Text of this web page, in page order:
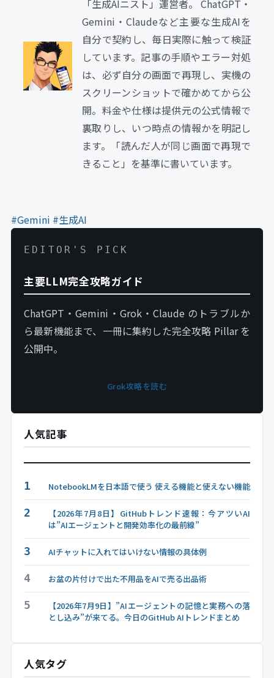
「生成AIニスト」運営者。 ChatGPT・
Gemini・Claudeなど主要な生成AIを
自分で契約し、毎日実際に触って検証
しています。記事の手順やエラー対処
は、必ず自分の画面で再現し、実機の
スクリーンショットで確かめてから公
開。料金や仕様は提供元の公式情報で
裏取りし、いつ時点の情報かを明記し
ます。「読んだ人が同じ画面で再現で
きること」を基準に書いています。
#Gemini #生成AI
EDITOR'S PICK
主要LLM完全攻略ガイド
ChatGPT・Gemini・Grok・Claude のトラブルか
ら最新機能まで、一冊に集約した完全攻略 Pillar を
公開中。
Grok攻略を読む
人気記事
1 NotebookLMを日本語で使う 使える機能と使えない機能
2
【2026年7月8日】GitHubトレンド速報：今アツいAI
は”AIエージェントと開発効率化の最前線”
3 AIチャットに入れてはいけない情報の具体例
4 お盆の片付けで出た不用品をAIで売る出品術
5
【2026年7月9日】”AIエージェントの記憶と実務への落
とし込み”が来てる。今日のGitHub AIトレンドまとめ
人気タグ